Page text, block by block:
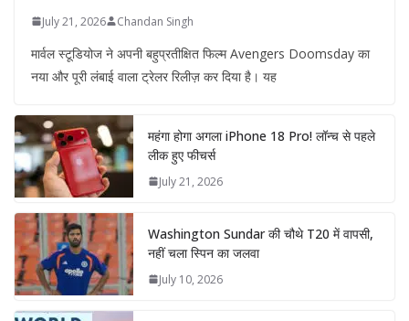
July 21, 2026 Chandan Singh
मार्वल स्टूडियोज ने अपनी बहुप्रतीक्षित फिल्म Avengers Doomsday का
नया और पूरी लंबाई वाला ट्रेलर रिलीज़ कर दिया है। यह
महंगा होगा अगला iPhone 18 Pro! लॉन्च से पहले
लीक हुए फीचर्स
July 21, 2026
Washington Sundar की चौथे T20 में वापसी,
नहीं चला स्पिन का जलवा
July 10, 2026